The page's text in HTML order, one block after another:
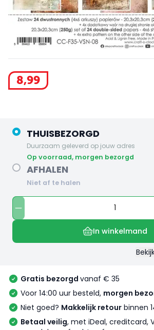
8,99
THUISBEZORGD
Duurzaam geleverd op jouw adres
op voorraad, morgen bezorgd
AFHALEN
Niet af te halen
In winkelmand
Gratis bezorgd vanaf € 35
Voor 14:00 uur besteld, morgen
Niet goed? Makkelijk retour binnen
Betaal veilig, met iDeal, creditcard,